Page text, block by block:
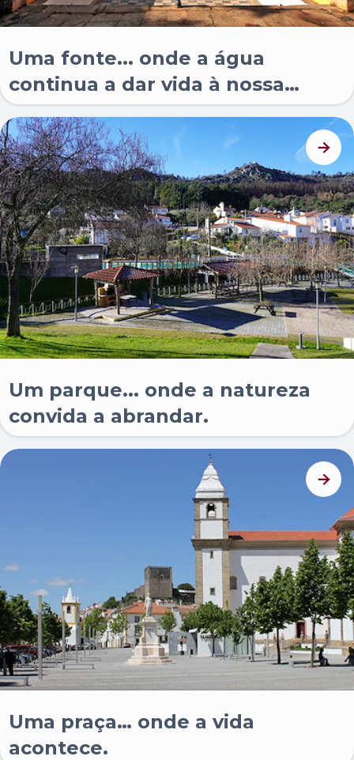
Uma fonte... onde a água
continua a dar vida à nossa
história.
Um parque... onde a natureza
convida a abrandar.
Uma praça… onde a vida
acontece.